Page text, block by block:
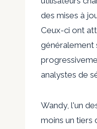
des mises à
Ceux-ci ont
généralement
analystes de
Wandy, l'un
moins un tiers